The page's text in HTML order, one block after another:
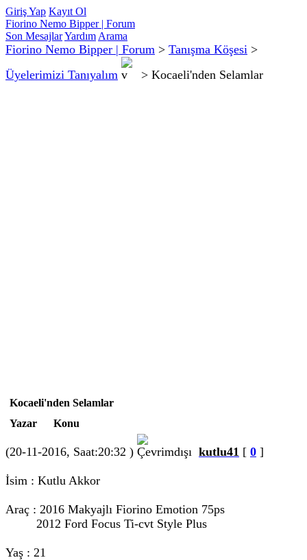
Giriş Yap Kayıt Ol
Fiorino Nemo Bipper | Forum
Son MesajlarYardım Arama
Fiorino Nemo Bipper | Forum > Tanışma Köşesi >
Üyelerimizi Tanıyalım
> Kocaeli'nden Selamlar
Kocaeli'nden Selamlar
Yazar
Konu
(20-11-2016, Saat:20:32 ) kutlu41 [ 0 ]
İsim : Kutlu Akkor
Araç : 2016 Makyajlı Fiorino Emotion 75ps
2012 Ford Focus Ti-cvt Style Plus
Yaş : 21